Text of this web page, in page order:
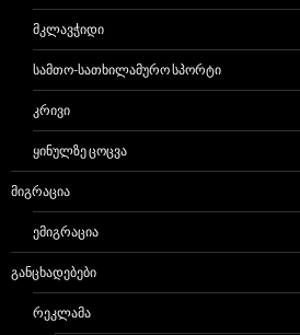
ᲛᲙᲚᲐᲕᲭᲘᲓᲘ
ᲡᲐᲛᲗᲝ-ᲡᲐᲗᲮᲘᲚᲐᲛᲣᲠᲝ ᲡᲞᲝᲠᲢᲘ
ᲙᲠᲘᲕᲘ
ᲧᲘᲜᲣᲚᲖᲔ ᲪᲝᲪᲕᲐ
ᲛᲘᲒᲠᲐᲪᲘᲐ
ᲔᲛᲘᲒᲠᲐᲪᲘᲐ
ᲒᲐᲜᲪᲮᲐᲓᲔᲑᲔᲑᲘ
ᲠᲔᲙᲚᲐᲛᲐ